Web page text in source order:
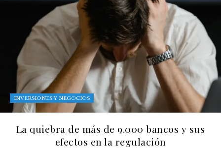
INVERSIONES Y NEGOCIOS
La quiebra de más de 9.000 bancos y sus
efectos en la regulación